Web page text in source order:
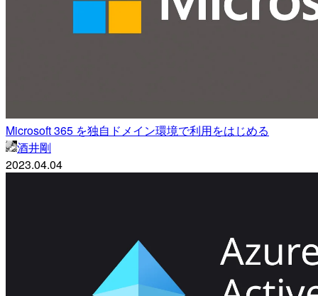
Microsoft 365 を独自ドメイン環境で利用をはじめる
酒井剛
2023.04.04